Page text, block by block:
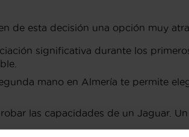
de esta decisión una opción muy
significativa durante los
mano en Almería te permite
las capacidades de un Jaguar.